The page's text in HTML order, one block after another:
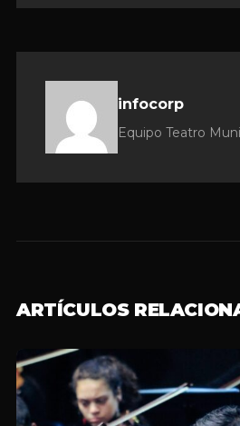
infocorp
Equipo Teatro
ARTÍCULOS